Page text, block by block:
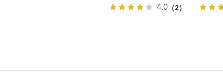
4.0 （2）